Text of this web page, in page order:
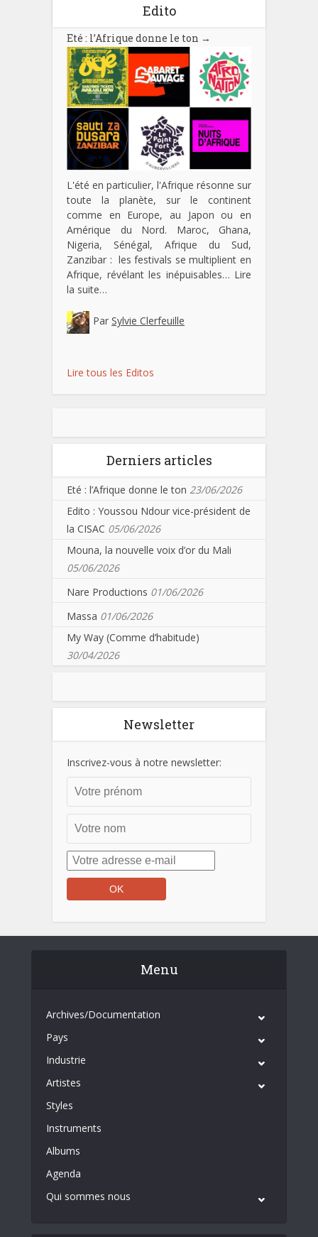
Edito
Eté : l’Afrique donne le ton →
L'été en particulier, l'Afrique résonne sur
toute la planète, sur le continent
comme en Europe, au Japon ou en
Amérique du Nord. Maroc, Ghana,
Nigeria, Sénégal, Afrique du Sud,
Zanzibar : les festivals se multiplient en
Afrique, révélant les inépuisables… Lire
la suite…
Par Sylvie Clerfeuille
Lire tous les Editos
Derniers articles
Eté : l’Afrique donne le ton 23/06/2026
Edito : Youssou Ndour vice-président de
la CISAC 05/06/2026
Mouna, la nouvelle voix d’or du Mali
05/06/2026
Nare Productions 01/06/2026
Massa 01/06/2026
My Way (Comme d’habitude)
30/04/2026
Newsletter
Inscrivez-vous à notre newsletter:
Menu
Archives/Documentation
Pays
Industrie
Artistes
Styles
Instruments
Albums
Agenda
Qui sommes nous